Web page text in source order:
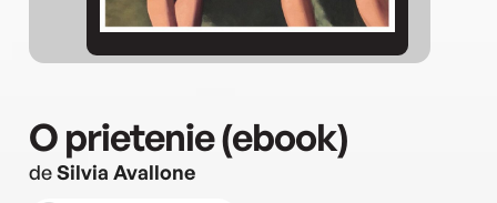
O prietenie (ebook)
deSilvia Avallone